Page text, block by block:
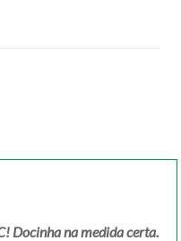
Docinha na medida certa.